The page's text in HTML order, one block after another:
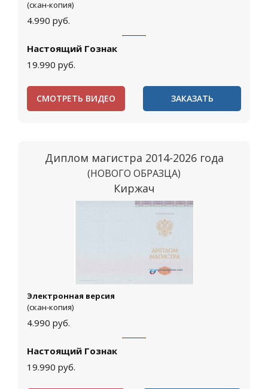
(скан-копия)
4.990 руб.
Настоящий Гознак
19.990 руб.
СМОТРЕТЬ ВИДЕО ЗАКАЗАТЬ
Диплом магистра 2014-2026 года
(НОВОГО ОБРАЗЦА)
Киржач
Электронная версия
(скан-копия)
4.990 руб.
Настоящий Гознак
19.990 руб.